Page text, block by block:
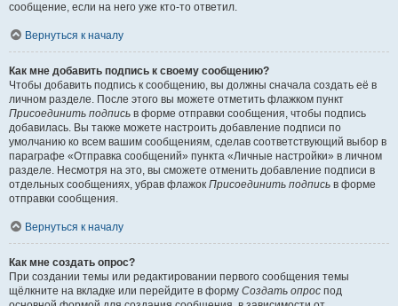
сообщение, если на него уже кто-то ответил.
Вернуться к началу
Как мне добавить подпись к своему сообщению?
Чтобы добавить подпись к сообщению, вы должны сначала создать её в
личном разделе. После этого вы можете отметить флажком пункт
Присоединить подпись в форме отправки сообщения, чтобы подпись
добавилась. Вы также можете настроить добавление подписи по
умолчанию ко всем вашим сообщениям, сделав соответствующий выбор в
параграфе «Отправка сообщений» пункта «Личные настройки» в личном
разделе. Несмотря на это, вы сможете отменить добавление подписи в
отдельных сообщениях, убрав флажок Присоединить подпись в форме
отправки сообщения.
Вернуться к началу
Как мне создать опрос?
При создании темы или редактировании первого сообщения темы
щёлкните на вкладке или перейдите в форму Создать опрос под